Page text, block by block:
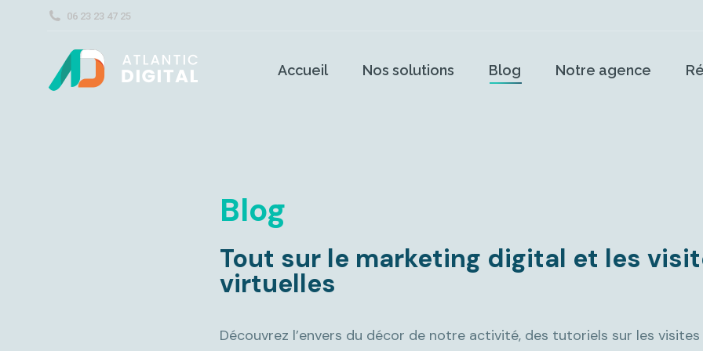
06 23 23 47 25
Accueil Nos solutions Blog Notre agence
Blog
Tout sur le marketing digital et les
virtuelles
Découvrez l’envers du décor de notre activité, des tutoriels sur les